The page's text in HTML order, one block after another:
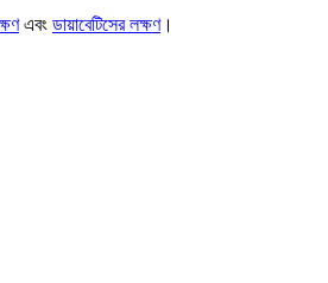
এবং ডায়াবেটিসের লক্ষণ।